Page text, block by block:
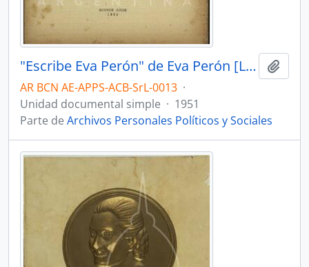
"Escribe Eva Perón" de Eva Perón [Libro]
AR BCN AE-APPS-ACB-SrL-0013 ·
Unidad documental simple · 1951
Parte de Archivos Personales Políticos y Sociales